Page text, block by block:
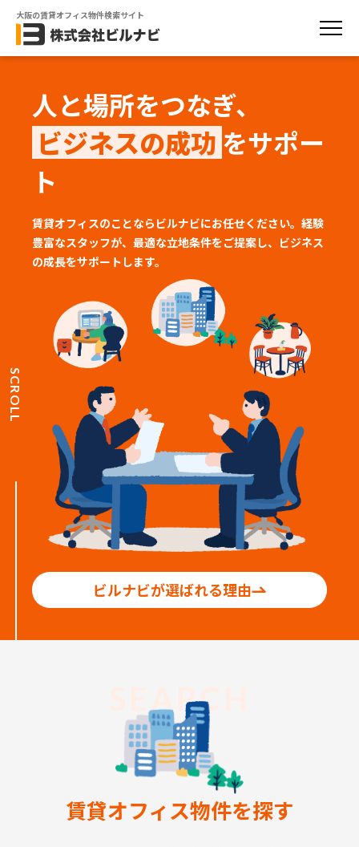
大阪の賃貸オフィス物件検索サイト
人と場所をつなぎ、
ビジネスの成功 をサポー
ト
賃貸オフィスのことならビルナビにお任せください。経験
豊富なスタッフが、 最適な立地条件をご提案し、ビジネス
の成長をサポートします。
ビルナビが選ばれる理由
SCROLL
SEARCH
賃貸オフィス物件を探す